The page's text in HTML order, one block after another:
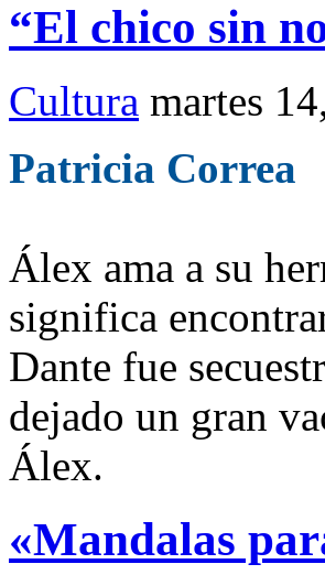
“El chico sin
Cultura martes
Patricia Correa
Álex ama a su
significa
Dante fue
dejado un gran
Álex.
«Mandalas